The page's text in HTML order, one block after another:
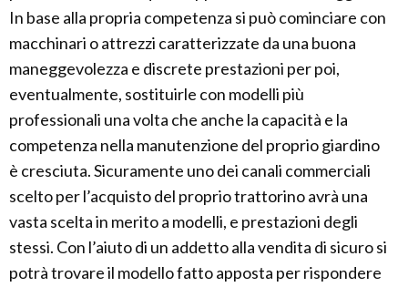
In base alla propria competenza si può cominciare con
macchinari o attrezzi caratterizzate da una buona
maneggevolezza e discrete prestazioni per poi,
eventualmente, sostituirle con modelli più
professionali una volta che anche la capacità e la
competenza nella manutenzione del proprio giardino
è cresciuta. Sicuramente uno dei canali commerciali
scelto per l’acquisto del proprio trattorino avrà una
vasta scelta in merito a modelli, e prestazioni degli
stessi. Con l’aiuto di un addetto alla vendita di sicuro si
potrà trovare il modello fatto apposta per rispondere